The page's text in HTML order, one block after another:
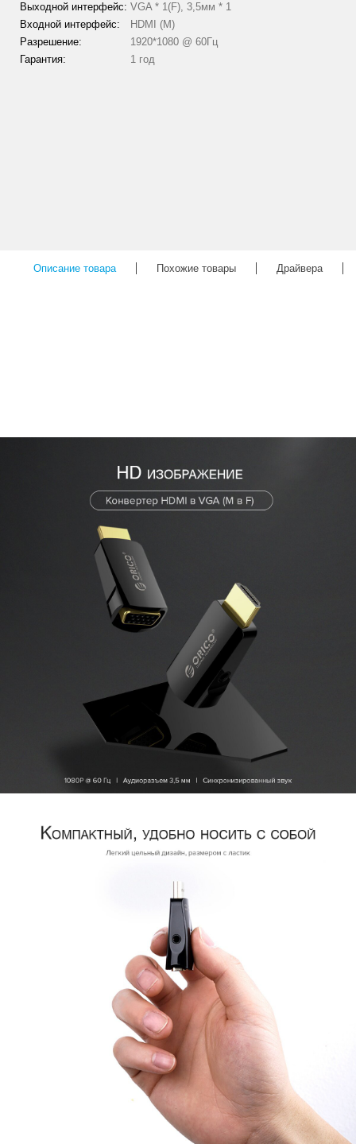
Выходной интерфейс: VGA * 1(F), 3,5мм * 1
Входной интерфейс:
HDMI (M)
Разрешение:
1920*1080 @ 60Гц
Гарантия:
1 год
Описание товара Похожие товары Драйвера